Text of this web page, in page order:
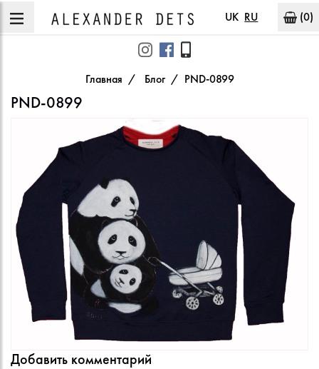
UK RU (0)
Главная Блог PND-0899
PND-0899
Добавить комментарий